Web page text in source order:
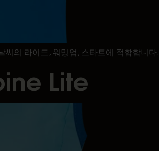
의 라이드, 워밍업, 스타트에 적합합니다.
Lite